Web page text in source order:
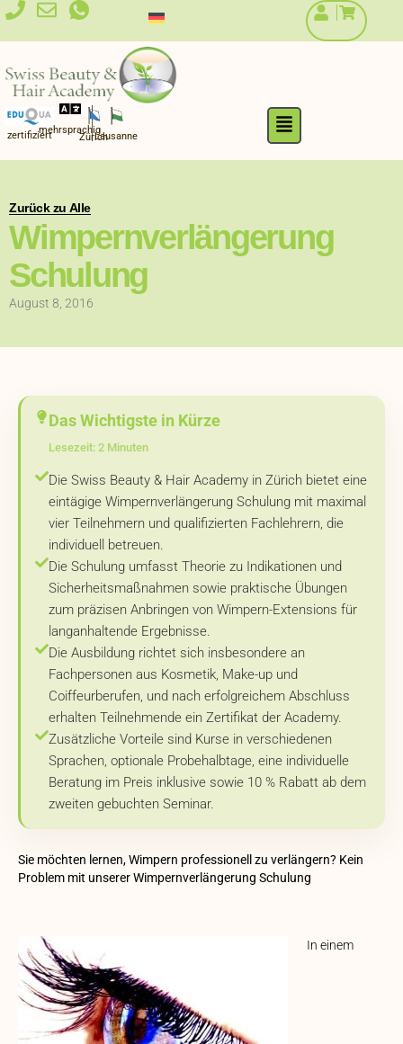
Zum
zertifiziertmehrsprachig
ZürichLausanne
Flyout
Menu
Zurück zu Alle
Wimpernverlängerung
Schulung
August 8, 2016
Das Wichtigste in Kürze
Lesezeit: 2 Minuten
Die Swiss Beauty & Hair Academy in Zürich bietet eine
eintägige Wimpernverlängerung Schulung mit maximal
vier Teilnehmern und qualifizierten Fachlehrern, die
individuell betreuen.
Die Schulung umfasst Theorie zu Indikationen und
Sicherheitsmaßnahmen sowie praktische Übungen
zum präzisen Anbringen von Wimpern-Extensions für
langanhaltende Ergebnisse.
Die Ausbildung richtet sich insbesondere an
Fachpersonen aus Kosmetik, Make-up und
Coiffeurberufen, und nach erfolgreichem Abschluss
erhalten Teilnehmende ein Zertifikat der Academy.
Zusätzliche Vorteile sind Kurse in verschiedenen
Sprachen, optionale Probehalbtage, eine individuelle
Beratung im Preis inklusive sowie 10 % Rabatt ab dem
zweiten gebuchten Seminar.
Sie möchten lernen, Wimpern professionell zu verlängern? Kein
Problem mit unserer Wimpernverlängerung Schulung
In einem